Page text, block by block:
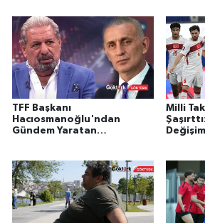
TFF Başkanı
Hacıosmanoğlu'ndan
Gündem Yaratan
Milli
Değişim